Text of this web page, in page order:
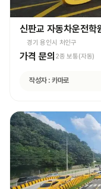
신판교 자동차운전학
경기 용인시 처인구
가격 문의 2종 보통(자동)
작성자 : 카마로